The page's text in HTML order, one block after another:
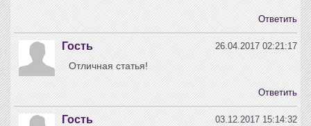
Ответить
Гость 26.04.2017 02:21:17
Отличная статья!
Ответить
Гость 03.12.2017 15:14:32